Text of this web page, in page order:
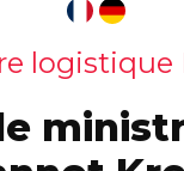
logistique